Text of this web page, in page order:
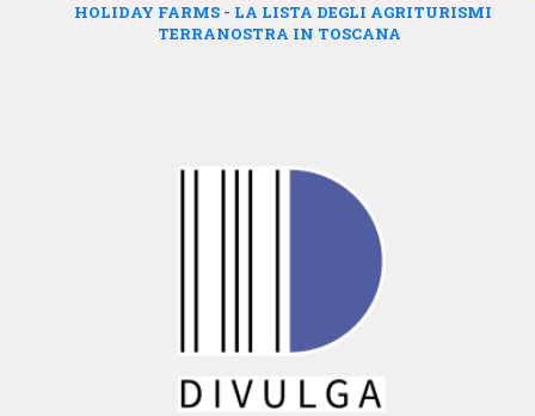
HOLIDAY FARMS - LA LISTA DEGLI AGRITURISMI
TERRANOSTRA IN TOSCANA